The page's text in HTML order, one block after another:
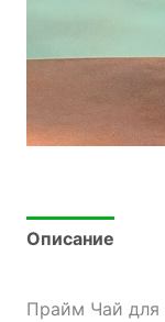
Описание
Прайм Чай для